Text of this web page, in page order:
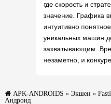
где скорость и
значение. Графика
интуитивно
уникальных машин
захватывающим.
незаметно, и
APK-ANDROIDS » Экшен »
Андроид